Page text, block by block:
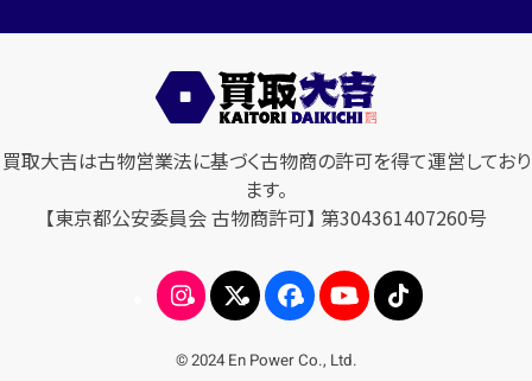
買取大吉は古物営業法に基づく古物商の許可を得て運営しており
ます。
【東京都公安委員会 古物商許可】 第304361407260号
© 2024 En Power Co., Ltd.